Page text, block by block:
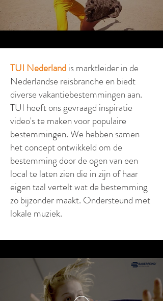
TUI Nederlandis marktleider in de
Nederlandse reisbranche en biedt
diverse vakantiebestemmingen aan.
TUI heeft ons gevraagd inspiratie
video's te maken voor populaire
bestemmingen. We hebben samen
het concept ontwikkeld om de
bestemming door de ogen van een
local te laten zien die in zijn of haar
eigen taal vertelt wat de bestemming
zo bijzonder maakt. Ondersteund met
lokale muziek.